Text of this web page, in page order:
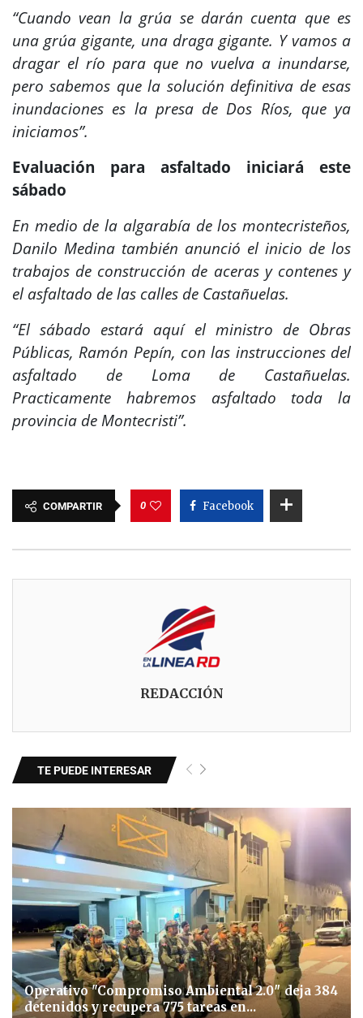
“Cuando vean la grúa se darán cuenta que es
una grúa gigante, una draga gigante. Y vamos a
dragar el río para que no vuelva a inundarse,
pero sabemos que la solución definitiva de esas
inundaciones es la presa de Dos Ríos, que ya
iniciamos”.
Evaluación para asfaltado iniciará este
sábado
En medio de la algarabía de los montecristeños,
Danilo Medina también anunció el inicio de los
trabajos de construcción de aceras y contenes y
el asfaltado de las calles de Castañuelas.
“El sábado estará aquí el ministro de Obras
Públicas, Ramón Pepín, con las instrucciones del
asfaltado de Loma de Castañuelas.
Practicamente habremos asfaltado toda la
provincia de Montecristi”.
COMPARTIR 0 Facebook
REDACCIÓN
TE PUEDE INTERESAR
Operativo "Compromiso Ambiental 2.0″ deja 384
detenidos y recupera 775 tareas en...